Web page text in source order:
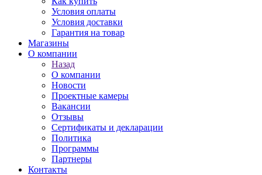
Условия оплаты
Условия доставки
Гарантия на товар
Магазины
О компании
Назад
О компании
Новости
Проектные камеры
Вакансии
Отзывы
Сертификаты и декларации
Политика
Программы
Партнеры
Контакты